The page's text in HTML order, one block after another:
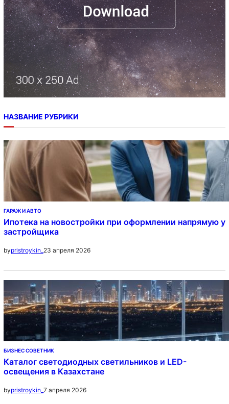
НАЗВАНИЕ РУБРИКИ
ГАРАЖ И АВТО
Ипотека на новостройки при оформлении напрямую у
застройщика
bypristroykin_ 23 апреля 2026
БИЗНЕС СОВЕТНИК
Каталог светодиодных светильников и LED-
освещения в Казахстане
bypristroykin_ 7 апреля 2026